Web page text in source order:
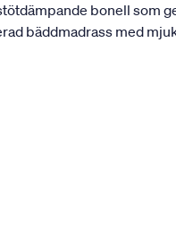
bonell som
bäddmadrass med